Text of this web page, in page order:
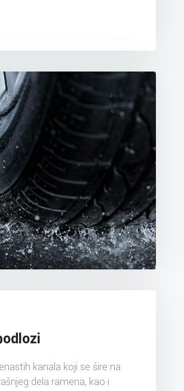
kanala koji se šire na
dela ramena, kao i